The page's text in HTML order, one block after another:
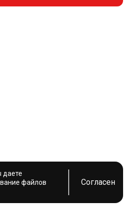
даете
файлов
Согласен